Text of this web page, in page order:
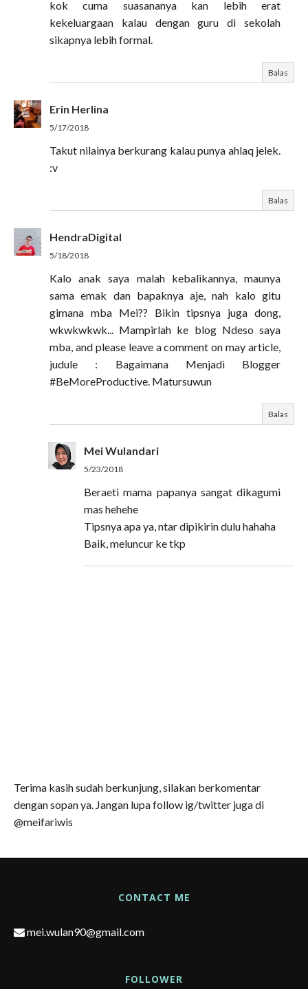
kok cuma suasananya kan lebih erat
kekeluargaan kalau dengan guru di sekolah
sikapnya lebih formal.
Balas
Erin Herlina
5/17/2018
Takut nilainya berkurang kalau punya ahlaq jelek.
:v
Balas
HendraDigital
5/18/2018
Kalo anak saya malah kebalikannya, maunya
sama emak dan bapaknya aje, nah kalo gitu
gimana mba Mei?? Bikin tipsnya juga dong,
wkwkwkwk... Mampirlah ke blog Ndeso saya
mba, and please leave a comment on may article,
judule : Bagaimana Menjadi Blogger
#BeMoreProductive. Matursuwun
Balas
Mei Wulandari
5/23/2018
Beraeti mama papanya sangat dikagumi
mas hehehe
Tipsnya apa ya, ntar dipikirin dulu hahaha
Baik, meluncur ke tkp
Terima kasih sudah berkunjung, silakan berkomentar
dengan sopan ya. Jangan lupa follow ig/twitter juga di
@meifariwis
CONTACT ME
mei.wulan90@gmail.com
FOLLOWER